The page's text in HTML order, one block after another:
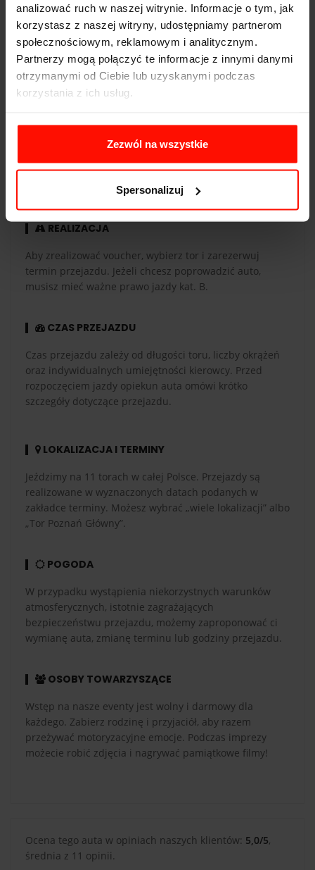
analizować ruch w naszej witrynie. Informacje o tym, jak
korzystasz z naszej witryny, udostępniamy partnerom
społecznościowym, reklamowym i analitycznym.
Partnerzy mogą połączyć te informacje z innymi danymi
otrzymanymi od Ciebie lub uzyskanymi podczas
korzystania z ich usług.
Zezwól na wszystkie
Spersonalizuj
Pojemność:
5.0 l
Skrzynia biegów:
automatyczna
Voucher jest ważny 365 dni od daty zakupu. Voucher
karta. Przejazdy są realizowane w sezonie od maja do
REALIZACJA
Aby zrealizować voucher, wybierz tor i zarezerwuj
termin przejazdu. Jeżeli chcesz poprowadzić auto,
musisz mieć ważne prawo jazdy kat. B.
CZAS PRZEJAZDU
Czas przejazdu zależy od długości toru, liczby okrążeń
oraz indywidualnych umiejętności kierowcy. Przed
rozpoczęciem jazdy opiekun auta omówi krótko
szczegóły dotyczące przejazdu.
LOKALIZACJA I TERMINY
Jeździmy na 11 torach w całej Polsce. Przejazdy są
realizowane w wyznaczonych datach podanych w
zakładce terminy. Możesz wybrać „wiele lokalizacji” albo
„Tor Poznań Główny”.
POGODA
W przypadku wystąpienia niekorzystnych warunków
atmosferycznych, istotnie zagrażających
bezpieczeństwu przejazdu, możemy zaproponować ci
wymianę auta, zmianę terminu lub godziny przejazdu.
OSOBY TOWARZYSZĄCE
Wstęp na nasze eventy jest wolny i darmowy dla
każdego. Zabierz rodzinę i przyjaciół, aby razem
przeżywać motoryzacyjne emocje. Podczas imprezy
możecie robić zdjęcia i nagrywać pamiątkowe filmy!
Ocena tego auta w opiniach naszych klientów: 5,0/5,
średnia z 11 opinii.